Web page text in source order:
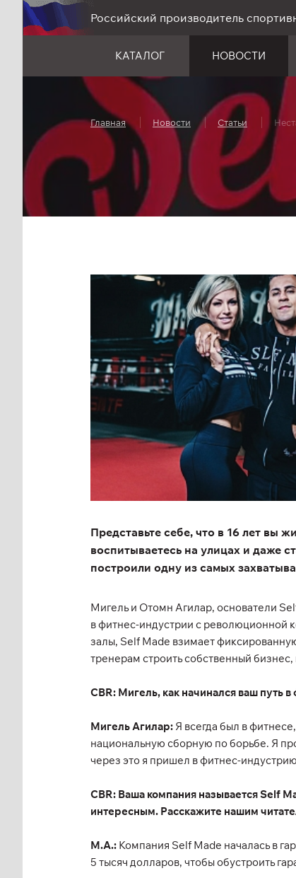
Российский производитель
КАТАЛОГ НОВОСТИ
Главная Новости Статьи
Представьте себе, что в 16 лет вы
воспитываетесь на улицах и даже
построили одну из самых
Мигель и Отомн Агилар, основатели
в фитнес-индустрии с революционной
залы, Self Made взимает
тренерам строить собственный
CBR: Мигель, как начинался ваш путь
Мигель Агилар: Я всегда был в
национальную сборную по борьбе. Я
через это я пришел в фитнес-
CBR: Ваша компания называется Self
интересным. Расскажите нашим
М.А.: Компания Self Made началась в
5 тысяч долларов, чтобы обустроить